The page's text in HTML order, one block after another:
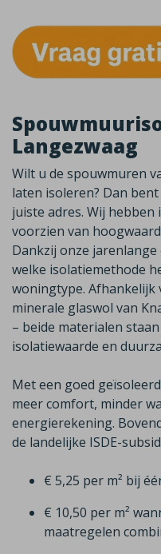
Langezwaag
Wilt u de spouwmuren
laten isoleren? Dan
juiste adres. Wij
voorzien van
Dankzij onze
welke isolatiemethode
woningtype. Afhankelijk
minerale glaswol van
– beide materialen
isolatiewaarde en
Met een goed
meer comfort, minder
energierekening.
de landelijke ISDE-
€ 5,25 per m² bij
€ 10,50 per m²
maatregelen